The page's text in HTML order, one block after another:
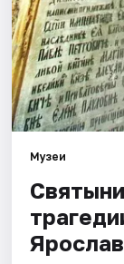
Музеи